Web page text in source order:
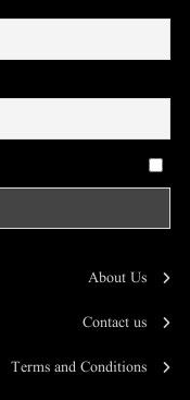
About Us
Contact us
Terms and Conditions